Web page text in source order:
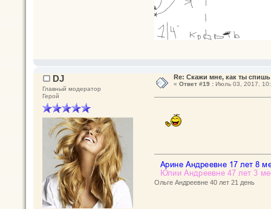
DJ
Главный модератор
Герой
Re: Скажи мне, как ты спишь
« Ответ #19 :Июль 03, 2017,
Ольге Андреевне 40 лет 21 день